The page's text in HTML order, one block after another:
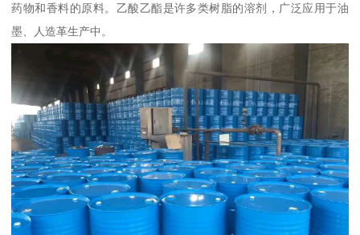
药物和香料的原料。乙酸乙酯是许多类树脂的溶剂，广泛应用于油
墨、人造革生产中。